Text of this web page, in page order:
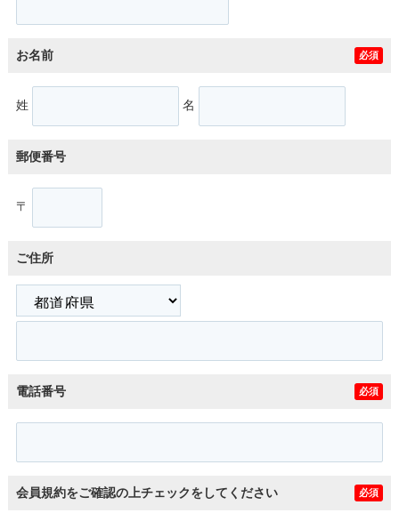
お名前 必須
姓 名
郵便番号
〒
ご住所
電話番号 必須
会員規約をご確認の上チェックをしてください 必須